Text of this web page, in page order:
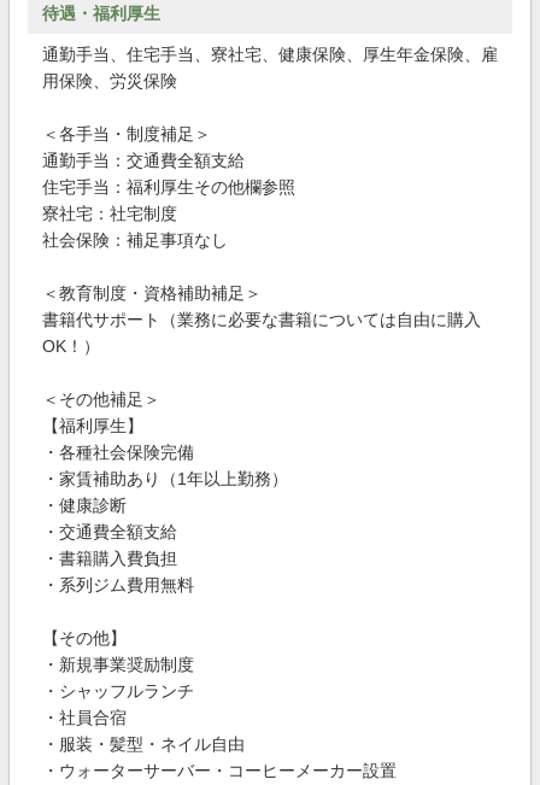
待遇・福利厚生
通勤手当、住宅手当、寮社宅、健康保険、厚生年金保険、雇
用保険、労災保険
＜各手当・制度補足＞
通勤手当：交通費全額支給
住宅手当：福利厚生その他欄参照
寮社宅：社宅制度
社会保険：補足事項なし
＜教育制度・資格補助補足＞
書籍代サポート（業務に必要な書籍については自由に購入
OK！）
＜その他補足＞
【福利厚生】
・各種社会保険完備
・家賃補助あり（1年以上勤務）
・健康診断
・交通費全額支給
・書籍購入費負担
・系列ジム費用無料
【その他】
・新規事業奨励制度
・シャッフルランチ
・社員合宿
・服装・髪型・ネイル自由
・ウォーターサーバー・コーヒーメーカー設置